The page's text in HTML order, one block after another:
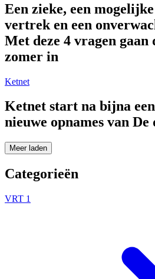
Een zieke, een
vertrek en een
Met deze 4 vragen gaan
zomer in
Ketnet
Ketnet start na bijna
nieuwe opnames van
Meer laden
Categorieën
VRT 1